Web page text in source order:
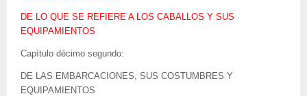
DE LO QUE SE REFIERE A LOS CABALLOS Y SUS
EQUIPAMIENTOS
Capítulo décimo segundo:
DE LAS EMBARCACIONES, SUS COSTUMBRES Y
EQUIPAMIENTOS